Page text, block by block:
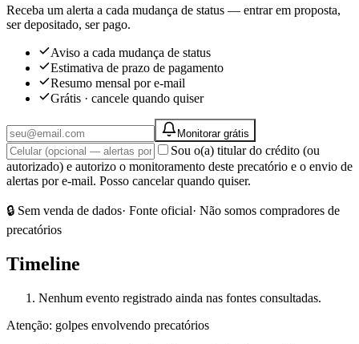
Receba um alerta a cada mudança de status — entrar em proposta,
ser depositado, ser pago.
Aviso a cada mudança de status
Estimativa de prazo de pagamento
Resumo mensal por e-mail
Grátis · cancele quando quiser
Monitorar grátis
Sou o(a) titular do crédito (ou
autorizado) e autorizo o monitoramento deste precatório e o envio de
alertas por e-mail. Posso cancelar quando quiser.
🔒 Sem venda de dados· Fonte oficial· Não somos compradores de
precatórios
Timeline
Nenhum evento registrado ainda nas fontes consultadas.
Atenção: golpes envolvendo precatórios